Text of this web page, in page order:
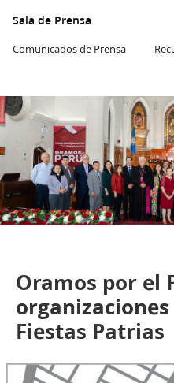
SITIO
WEB
oficial
de
de
JESUCRISTO
de
los
SANTOS
DE
LOS
ÚLTIMOS
DÍAS
Sala de Prensa
Comunicados de Prensa
Oramos por el
Fiestas Patrias